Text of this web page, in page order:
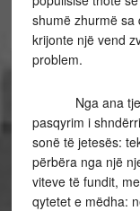
shumë zhurmë sa
krijonte një vend
problem.
Nga ana
pasqyrim i
sonë të jetesës:
përbëra nga një
viteve të fundit,
qytetet e mëdha: